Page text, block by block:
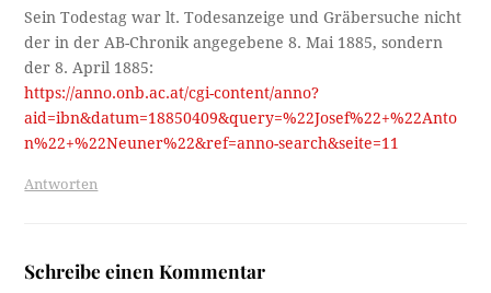
Sein Todestag war lt. Todesanzeige und Gräbersuche nicht
der in der AB-Chronik angegebene 8. Mai 1885, sondern
der 8. April 1885:
https://anno.onb.ac.at/cgi-content/anno?
aid=ibn&datum=18850409&query=%22Josef%22+%22Anto
n%22+%22Neuner%22&ref=anno-search&seite=11
Antworten
Schreibe einen Kommentar